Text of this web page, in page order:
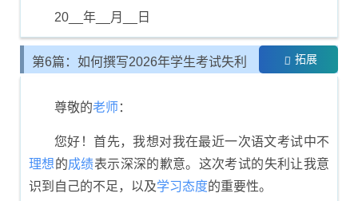
20__年__月__日
第6篇：如何撰写2026年学生考试失利 拓展
尊敬的老师 ：
您好！首先，我想对我在最近一次语文考试中不
理想的成绩表示深深的歉意。这次考试的失利让我意
识到自己的不足，以及学习态度的重要性。